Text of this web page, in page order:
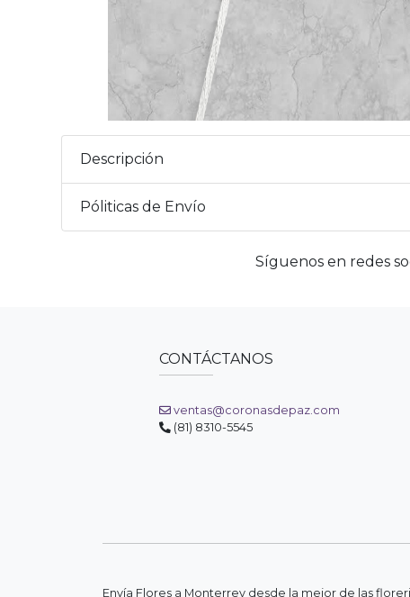
Descripción
Póliticas de Envío
Síguenos en redes
CONTÁCTANOS
ventas@coronasdepaz.com
(81) 8310-5545
Envía Flores a Monterrey desde la mejor de las